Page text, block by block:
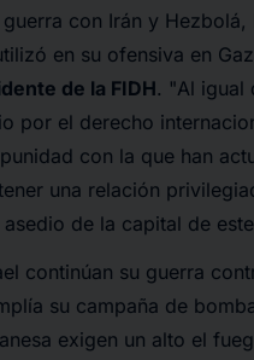
con Irán y
en su ofensiva en
de la FIDH. "Al igual
por el derecho
con la que han
una relación
de la capital de
continúan su guerra
su campaña de
exigen un alto el